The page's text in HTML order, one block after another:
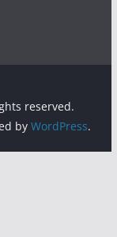
reserved.
by WordPress.